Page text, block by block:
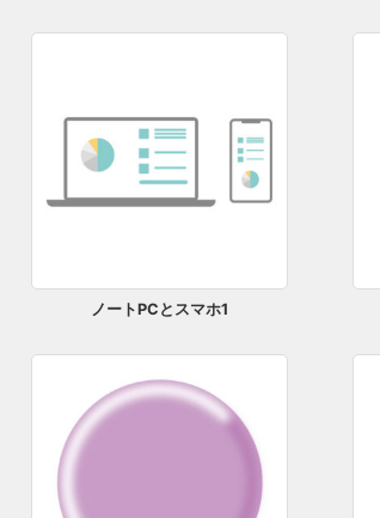
ノートPCとスマホ1